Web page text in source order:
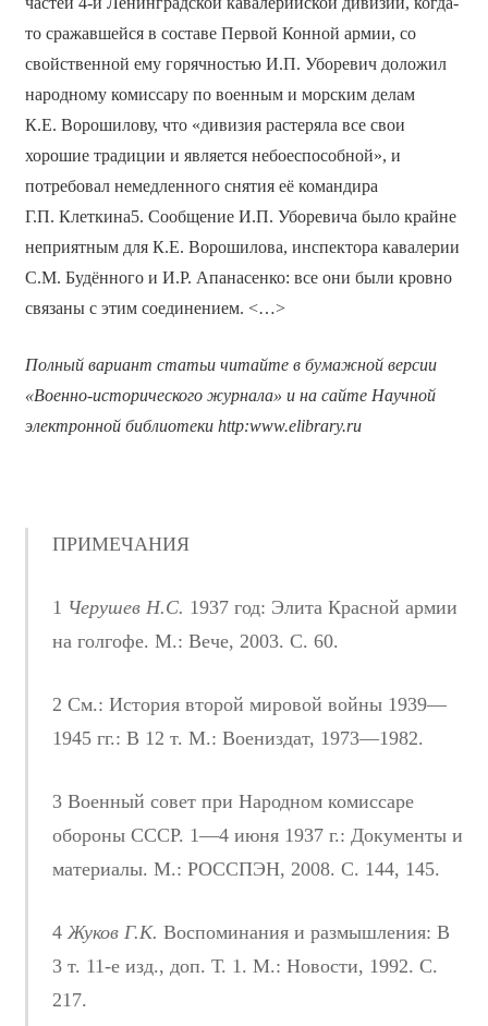
то сражавшейся в составе Первой Конной армии, со
свойственной ему горячностью И.П. Уборевич доложил
народному комиссару по военным и морским делам
К.Е. Ворошилову, что «дивизия растеряла все свои
хорошие традиции и является небоеспособной», и
потребовал немедленного снятия её командира
Г.П. Клеткина5. Сообщение И.П. Уборевича было крайне
неприятным для К.Е. Ворошилова, инспектора кавалерии
С.М. Будённого и И.Р. Апанасенко: все они были кровно
связаны с этим соединением. <…>
Полный вариант статьи читайте в бумажной версии
«Военно-исторического журнала» и на сайте Научной
электронной библиотеки http:www.elibrary.ru
ПРИМЕЧАНИЯ
1 Черушев Н.С. 1937 год: Элита Красной армии
на голгофе. М.: Вече, 2003. С. 60.
2 См.: История второй мировой войны 1939—
1945 гг.: В 12 т. М.: Воениздат, 1973—1982.
3 Военный совет при Народном комиссаре
обороны СССР. 1—4 июня 1937 г.: Документы и
материалы. М.: РОССПЭН, 2008. С. 144, 145.
4Жуков Г.К. Воспоминания и размышления: В
3 т. 11-е изд., доп. Т. 1. М.: Новости, 1992. С.
217.